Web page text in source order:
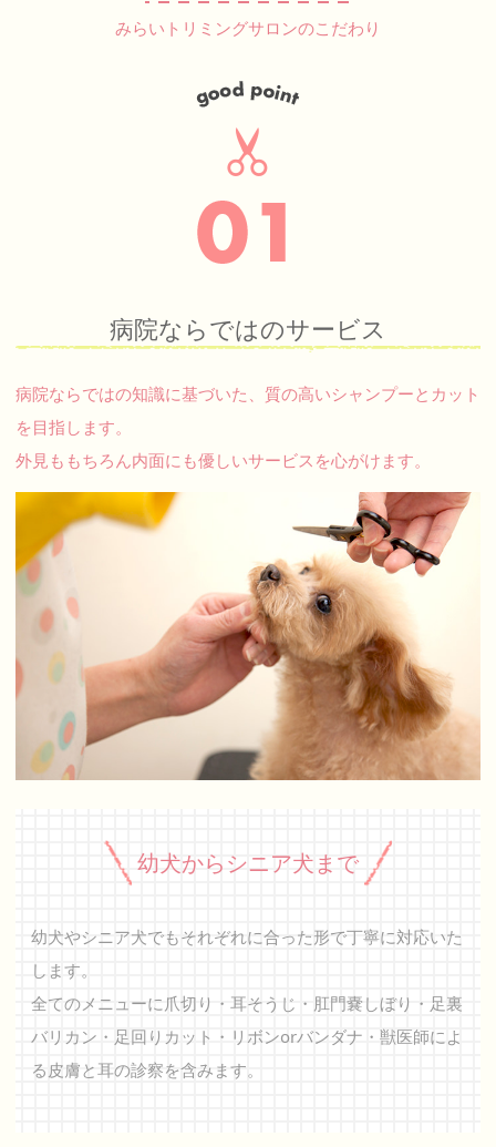
みらいトリミングサロンのこだわり
病院ならではのサービス
病院ならではの知識に基づいた、質の高いシャンプーとカット
を目指します。
外見ももちろん内面にも優しいサービスを心がけます。
幼犬からシニア犬まで
幼犬やシニア犬でもそれぞれに合った形で丁寧に対応いた
します。
全てのメニューに爪切り・耳そうじ・肛門嚢しぼり・足裏
バリカン・足回りカット・リボンorバンダナ・ 獣医師によ
る皮膚と耳の診察を含みます。